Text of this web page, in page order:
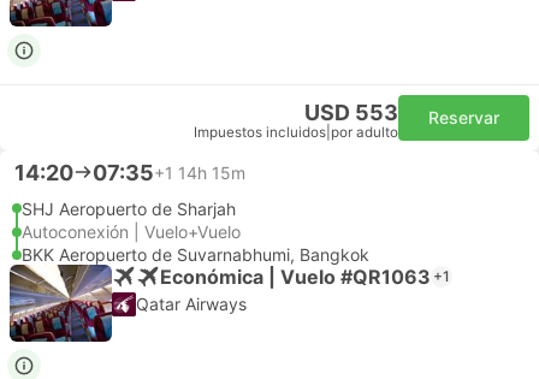
USD 553
Impuestos incluidos por adulto
Reservar
14:20 07:35+1 14h 15m
SHJ Aeropuerto de Sharjah
Autoconexión | Vuelo+Vuelo
BKK Aeropuerto de Suvarnabhumi, Bangkok
Económica | Vuelo #QR1063 +1
Qatar Airways